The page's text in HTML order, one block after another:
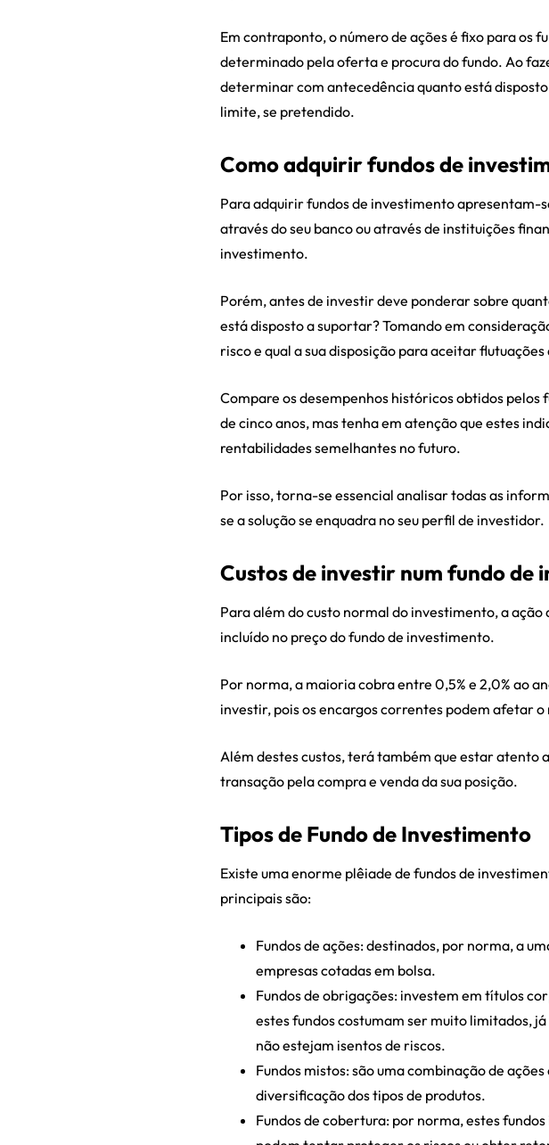
Em contraponto, o número de ações é fixo para os
determinado pela oferta e procura do fundo. Ao
determinar com antecedência quanto está
limite, se pretendido.
Como adquirir fundos de
Para adquirir fundos de investimento
através do seu banco ou através de instituições
investimento.
Porém, antes de investir deve ponderar sobre
está disposto a suportar? Tomando em
risco e qual a sua disposição para aceitar
Compare os desempenhos históricos obtidos pelos
de cinco anos, mas tenha em atenção que estes
rentabilidades semelhantes no futuro.
Por isso, torna-se essencial analisar todas as
se a solução se enquadra no seu perfil de investidor.
Custos de investir num fundo de
Para além do custo normal do investimento, a
incluído no preço do fundo de investimento.
Por norma, a maioria cobra entre 0,5% e 2,0% ao
investir, pois os encargos correntes podem afetar
Além destes custos, terá também que estar atento
transação pela compra e venda da sua posição.
Tipos de Fundo de Investimento
Existe uma enorme plêiade de fundos de
principais são:
Fundos de ações: destinados, por norma, a
empresas cotadas em bolsa.
Fundos de obrigações: investem em títulos
estes fundos costumam ser muito limitados,
não estejam isentos de riscos.
Fundos mistos: são uma combinação de
diversificação dos tipos de produtos.
Fundos de cobertura: por norma, estes